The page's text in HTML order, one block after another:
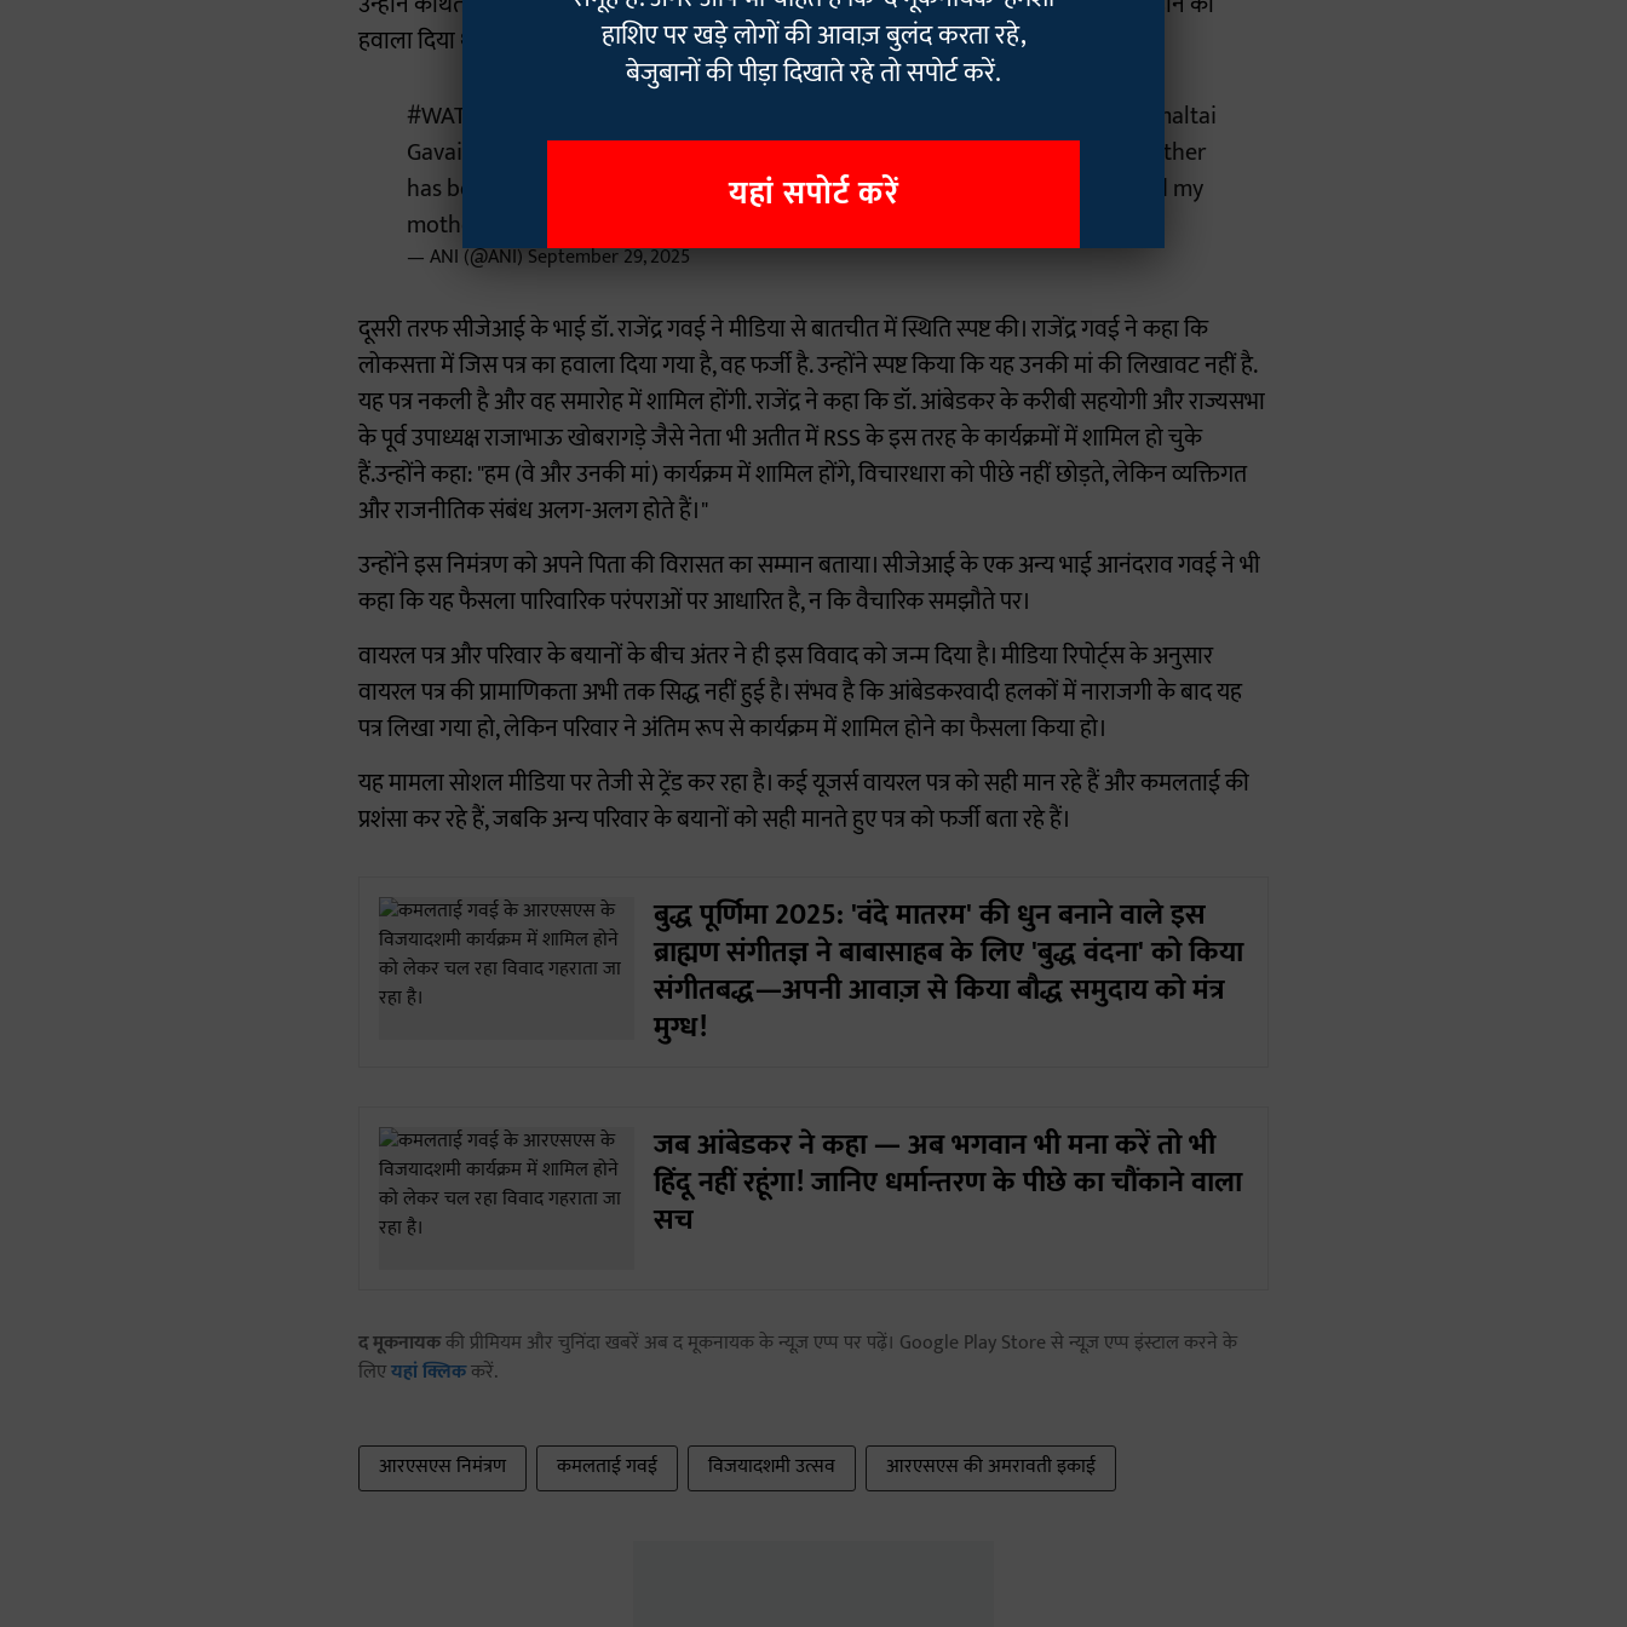
हवाला दिया था।
#WATCH
| Amravati, Maharashtra: On RSS inviting CJI BR Gavai's mother Kamaltai
Gavai for its Vijayadashmi event, his brother Dr Rajendra Gavai says, "My mother
has been invited for the RSS event being held on 5 October in Amravati, and my
mother has accepted the invitation. This…
— ANI (@ANI)September 29, 2025
दूसरी तरफ सीजेआई के भाई डॉ. राजेंद्र गवई ने मीडिया से बातचीत में स्थिति स्पष्ट की। राजेंद्र गवई ने कहा कि
लोकसत्ता में जिस पत्र का हवाला दिया गया है, वह फर्जी है. उन्होंने स्पष्ट किया कि यह उनकी मां की लिखावट नहीं है.
यह पत्र नकली है और वह समारोह में शामिल होंगी. राजेंद्र ने कहा कि डॉ. आंबेडकर के करीबी सहयोगी और राज्यसभा
के पूर्व उपाध्यक्ष राजाभाऊ खोबरागड़े जैसे नेता भी अतीत में RSS के इस तरह के कार्यक्रमों में शामिल हो चुके
हैं.उन्होंने कहा: "हम (वे और उनकी मां) कार्यक्रम में शामिल होंगे, विचारधारा को पीछे नहीं छोड़ते, लेकिन व्यक्तिगत
और राजनीतिक संबंध अलग-अलग होते हैं।"
उन्होंने इस निमंत्रण को अपने पिता की विरासत का सम्मान बताया। सीजेआई के एक अन्य भाई आनंदराव गवई ने भी
कहा कि यह फैसला पारिवारिक परंपराओं पर आधारित है, न कि वैचारिक समझौते पर।
वायरल पत्र और परिवार के बयानों के बीच अंतर ने ही इस विवाद को जन्म दिया है। मीडिया रिपोर्ट्स के अनुसार
वायरल पत्र की प्रामाणिकता अभी तक सिद्ध नहीं हुई है। संभव है कि आंबेडकरवादी हलकों में नाराजगी के बाद यह
पत्र लिखा गया हो, लेकिन परिवार ने अंतिम रूप से कार्यक्रम में शामिल होने का फैसला किया हो।
यह मामला सोशल मीडिया पर तेजी से ट्रेंड कर रहा है। कई यूजर्स वायरल पत्र को सही मान रहे हैं और कमलताई की
प्रशंसा कर रहे हैं, जबकि अन्य परिवार के बयानों को सही मानते हुए पत्र को फर्जी बता रहे हैं।
बुद्ध पूर्णिमा 2025: 'वंदे मातरम' की धुन बनाने वाले इस
ब्राह्मण संगीतज्ञ ने बाबासाहब के लिए 'बुद्ध वंदना' को किया
संगीतबद्ध—अपनी आवाज़ से किया बौद्ध समुदाय को मंत्र
मुग्ध!
जब आंबेडकर ने कहा — अब भगवान भी मना करें तो भी
हिंदू नहीं रहूंगा! जानिए धर्मान्तरण के पीछे का चौंकाने वाला
सच
द मूकनायककी प्रीमियम और चुनिंदा खबरें अब द मूकनायक के न्यूज़ एप्प पर पढ़ें। Google Play Store से न्यूज़ एप्प इंस्टाल करने के
लिएयहां क्लिककरें.
आरएसएस निमंत्रण कमलताई गवई विजयादशमी उत्सव आरएसएस की अमरावती इकाई
हाशिए पर खड़े लोगों की आवाज़ बुलंद करता रहे,
बेजुबानों की पीड़ा दिखाते रहे तो सपोर्ट करें.
यहां सपोर्ट करें